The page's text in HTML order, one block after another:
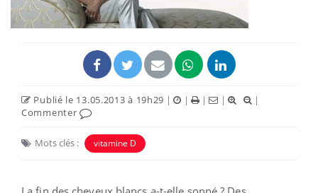
Publié le 13.05.2013 à 19h29 | | | |
|
Commenter
Mots clés : vitamine D